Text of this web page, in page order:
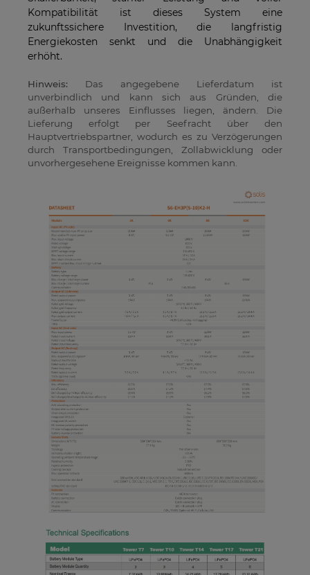
Kompatibilität ist dieses System eine
zukunftssichere Investition, die langfristig
Energiekosten senkt und die Unabhängigkeit
erhöht.
Hinweis: Das angegebene Lieferdatum ist
unverbindlich und kann sich aus Gründen, die
außerhalb unseres Einflusses liegen, ändern. Die
Lieferung erfolgt per Seefracht über den
Hauptvertriebspartner, wodurch es zu Verzögerungen
durch Transportbedingungen, Zollabwicklung oder
unvorhergesehene Ereignisse kommen kann.